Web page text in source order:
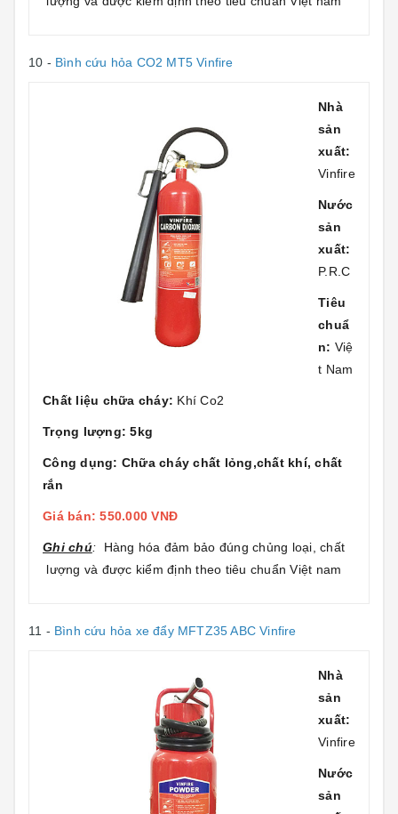
10 - Bình cứu hỏa CO2 MT5 Vinfire
Nhà
sản
xuất:
Vinfire
Nước
sản
xuất:
P.R.C
Tiêu
chuẩ
n: Việ
t Nam
Chất liệu chữa cháy: Khí Co2
Trọng lượng: 5kg
Công dụng: Chữa cháy chất lỏng,chất khí, chất
rắn
Giá bán: 550.000 VNĐ
Ghi chú: Hàng hóa đảm bảo đúng chủng loại, chất
lượng và được kiểm định theo tiêu chuẩn Việt nam
11 - Bình cứu hỏa xe đẩy MFTZ35 ABC Vinfire
Nhà
sản
xuất:
Vinfire
Nước
sản